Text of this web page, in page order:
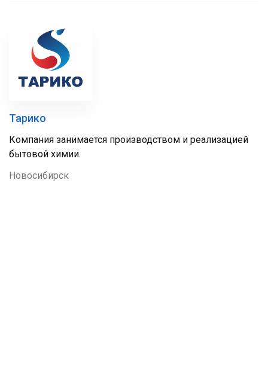
Тарико
Компания занимается производством и реализацией
бытовой химии.
Новосибирск